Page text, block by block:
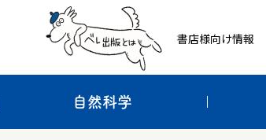
書店様向け情報
自然科学